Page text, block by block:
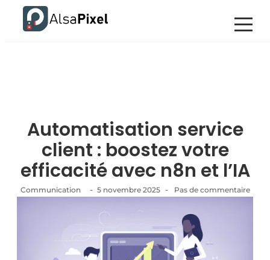
Automatisation service
client : boostez votre
efficacité avec n8n et l’IA
Communication - 5 novembre 2025 - Pas de commentaire